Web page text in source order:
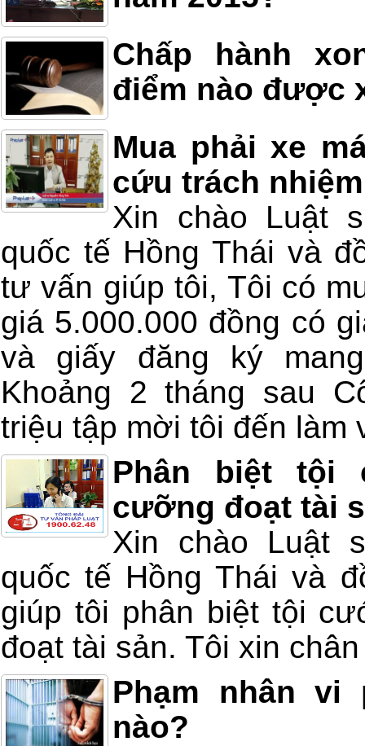
Chấp hành
điểm nào được
Mua phải xe
cứu trách
Xin chào Luật
quốc tế Hồng Thái và
tư vấn giúp tôi, Tôi có
giá 5.000.000 đồng có
và giấy đăng ký
Khoảng 2 tháng sau
triệu tập mời tôi đến làm
Phân biệt tội
cưỡng đoạt tài
Xin chào Luật
quốc tế Hồng Thái và
giúp tôi phân biệt tội
đoạt tài sản. Tôi xin
Phạm nhân
nào?